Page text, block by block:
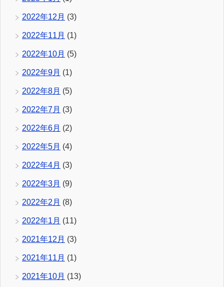
2022年12月 (3)
2022年11月 (1)
2022年10月 (5)
2022年9月 (1)
2022年8月 (5)
2022年7月 (3)
2022年6月 (2)
2022年5月 (4)
2022年4月 (3)
2022年3月 (9)
2022年2月 (8)
2022年1月 (11)
2021年12月 (3)
2021年11月 (1)
2021年10月 (13)